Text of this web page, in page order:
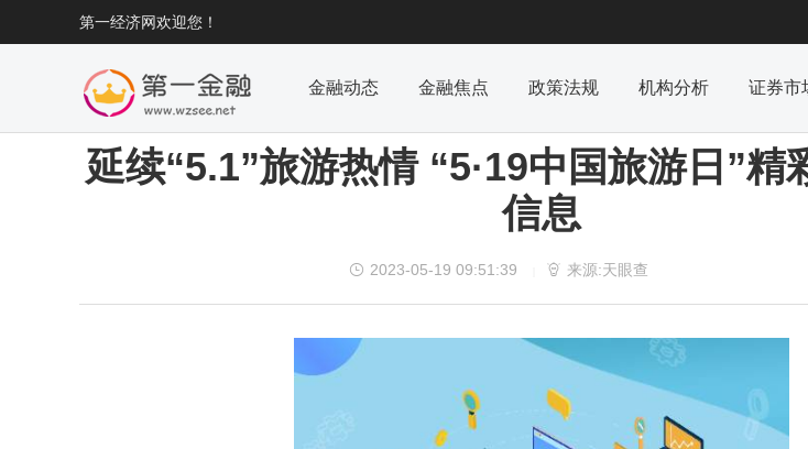
第一经济网欢迎您！
金融动态 金融焦点 政策法规 机构分析 证券市
当前位置：首页>金融动态
延续“5.1”旅游热情 “5·19中国旅游日”精
信息
 2023-05-19 09:51:39  来源:天眼查